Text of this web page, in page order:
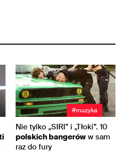
#muzyka
Nie tylko „SIRI” i „Tłoki”. 10
polskich bangerów w sam
raz do fury